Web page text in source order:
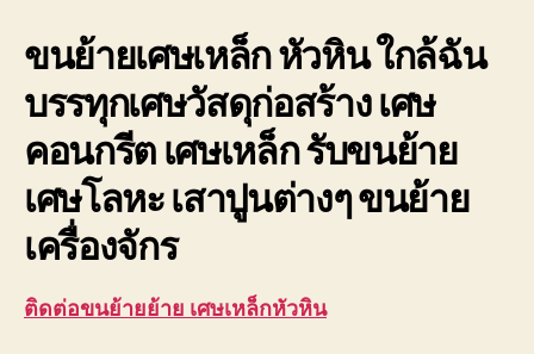
ขนย้ายเศษเหล็ก หัวหินใกล้ฉัน
บรรทุกเศษวัสดุก่อสร้าง เศษ
คอนกรีต เศษเหล็ก รับขนย้าย
เศษโลหะ เสาปูนต่างๆ ขนย้าย
เครื่องจักร
ติดต่อขนย้ายย้าย เศษเหล็กหัวหิน